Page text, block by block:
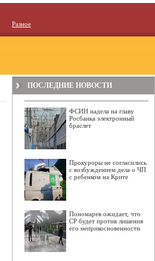
Разное
ПОСЛЕДНИЕ НОВОСТИ
ФСИН надела на главу
Росбанка электронный
браслет
Прокуроры не согласились
с возбуждением дела о ЧП
с ребенком на Крите
Пономарев ожидает, что
СР будет против лишения
его неприкосновенности